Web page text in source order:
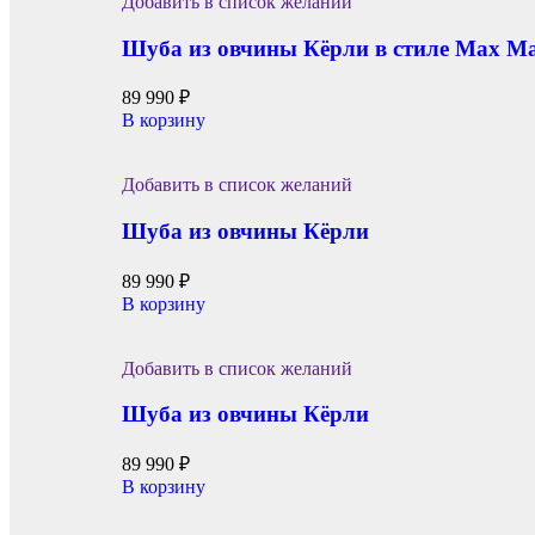
Шуба из овчины Кёрли в стиле Max
89 990 ₽
В корзину
Добавить в список желаний
Шуба из овчины Кёрли
89 990 ₽
В корзину
Добавить в список желаний
Шуба из овчины Кёрли
89 990 ₽
В корзину